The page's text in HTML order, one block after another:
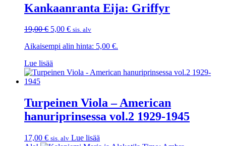
Kankaanranta Eija: Griffyr
19,00€ Alkuperäinen
oli:
5,00 €Nykyinen
on:
sis. alv
Aikaisempi alin hinta: 5,00 €.
Lue lisää
Turpeinen Viola – American
hanuriprinsessa vol.2 1929-1945
17,00 € sis. alv Lue lisää